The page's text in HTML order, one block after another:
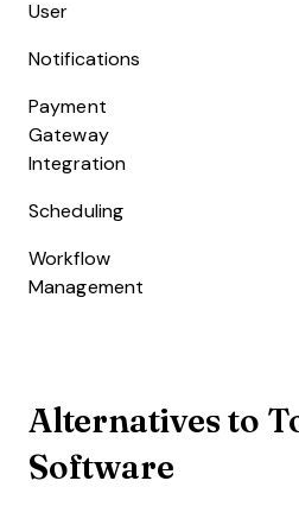
User
Notifications
Payment
Gateway
Integration
Scheduling
Workflow
Management
Alternatives to
Software